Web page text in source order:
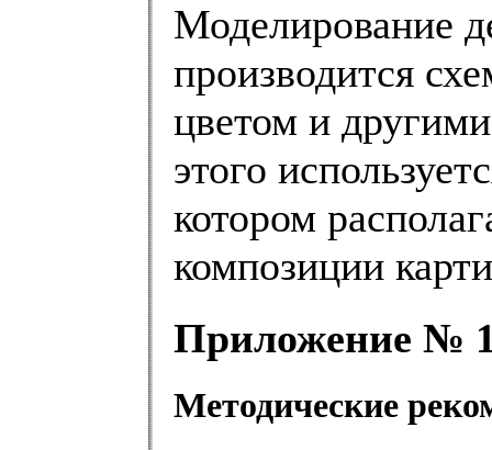
Моделирование
производится
цветом и
этого
котором
композиции
Приложение №
Методические